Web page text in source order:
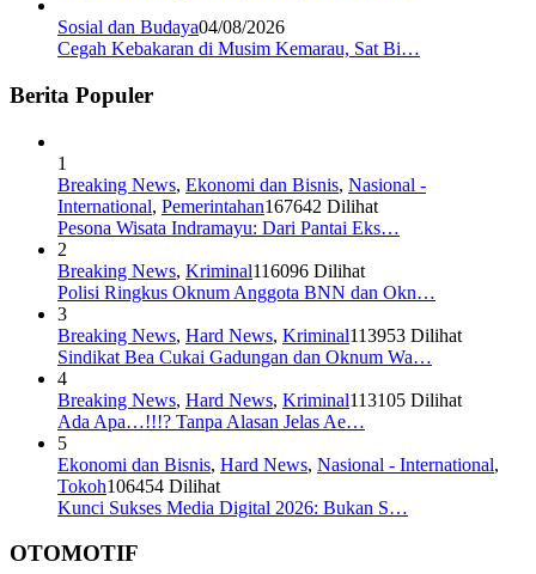
Sosial dan Budaya04/08/2026
Cegah Kebakaran di Musim Kemarau, Sat Bi…
Berita Populer
1
Breaking News, Ekonomi dan Bisnis, Nasional -
International, Pemerintahan167642 Dilihat
Pesona Wisata Indramayu: Dari Pantai Eks…
2
Breaking News, Kriminal116096 Dilihat
Polisi Ringkus Oknum Anggota BNN dan Okn…
3
Breaking News, Hard News, Kriminal113953 Dilihat
Sindikat Bea Cukai Gadungan dan Oknum Wa…
4
Breaking News, Hard News, Kriminal113105 Dilihat
Ada Apa…!!!? Tanpa Alasan Jelas Ae…
5
Ekonomi dan Bisnis, Hard News, Nasional - International,
Tokoh106454 Dilihat
Kunci Sukses Media Digital 2026: Bukan S…
OTOMOTIF